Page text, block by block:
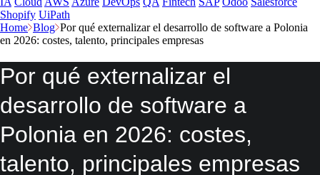
Shopify UiPath
Home Blog Por qué externalizar el desarrollo de software a Polonia
en 2026: costes, talento, principales empresas
Por qué externalizar el
desarrollo de software a
Polonia en 2026: costes,
talento, principales empresas